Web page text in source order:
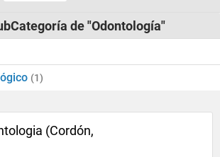
de "Odontología"
(1)
(Cordón,